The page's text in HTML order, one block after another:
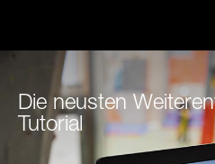
Die neusten
Tutorial